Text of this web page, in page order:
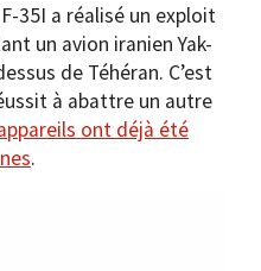
35I a réalisé un exploit
un avion iranien Yak-
de Téhéran. C’est
à abattre un autre
ont déjà été
.